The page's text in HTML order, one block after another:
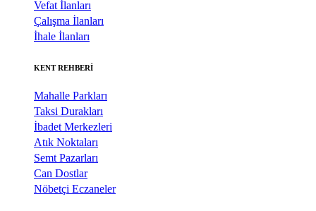
Vefat İlanları
Çalışma İlanları
İhale İlanları
KENT REHBERİ
Mahalle Parkları
Taksi Durakları
İbadet Merkezleri
Atık Noktaları
Semt Pazarları
Can Dostlar
Nöbetçi Eczaneler